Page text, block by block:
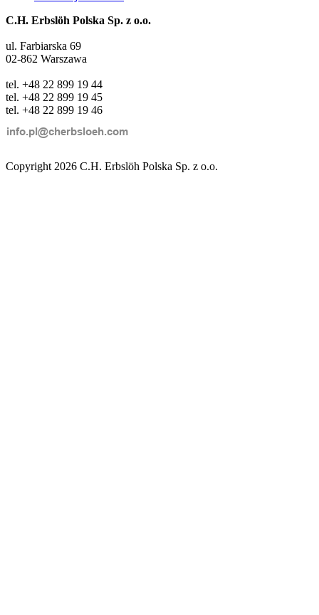
C.H. Erbslöh Polska Sp. z o.o.
ul. Farbiarska 69
02-862 Warszawa
tel. +48 22 899 19 44
tel. +48 22 899 19 45
tel. +48 22 899 19 46
Copyright 2026 C.H. Erbslöh Polska Sp. z o.o.